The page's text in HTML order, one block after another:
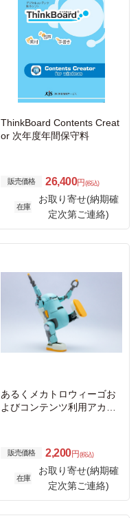
ThinkBoard Contents Creat
or 次年度年間保守料
販売価格 26,400円 (税込)
在庫
お取り寄せ(納期確
定次第ご連絡)
あるくメカトロウィーゴお
よびコンテンツ利用アカウ
販売価格 2,200円 (税込)
在庫
お取り寄せ(納期確
定次第ご連絡)